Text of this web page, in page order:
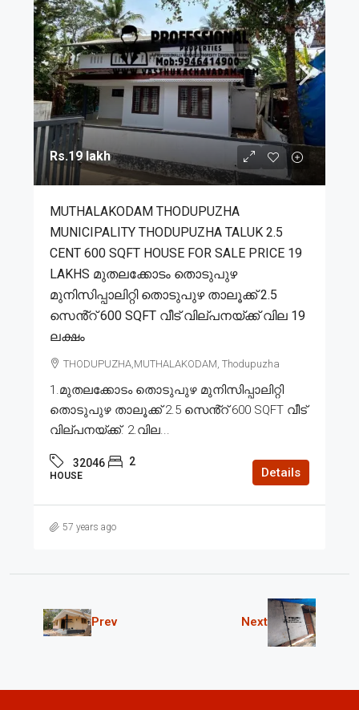
Rs.19 lakh
MUTHALAKODAM THODUPUZHA
MUNICIPALITY THODUPUZHA TALUK 2.5
CENT 600 SQFT HOUSE FOR SALE PRICE 19
LAKHS മുതലക്കോടം തൊടുപുഴ
മുനിസിപ്പാലിറ്റി തൊടുപുഴ താലൂക്ക് 2.5
സെൻ്റ് 600 SQFT വീട് വില്പനയ്ക്ക് വില 19
ലക്ഷം
THODUPUZHA,MUTHALAKODAM, Thodupuzha
1.മുതലക്കോടം തൊടുപുഴ മുനിസിപ്പാലിറ്റി
തൊടുപുഴ താലൂക്ക് 2.5 സെൻ്റ് 600 SQFT വീട്
വില്പനയ്ക്ക്. 2.വില...
32046 2
HOUSE Details
57 years ago
Prev Next